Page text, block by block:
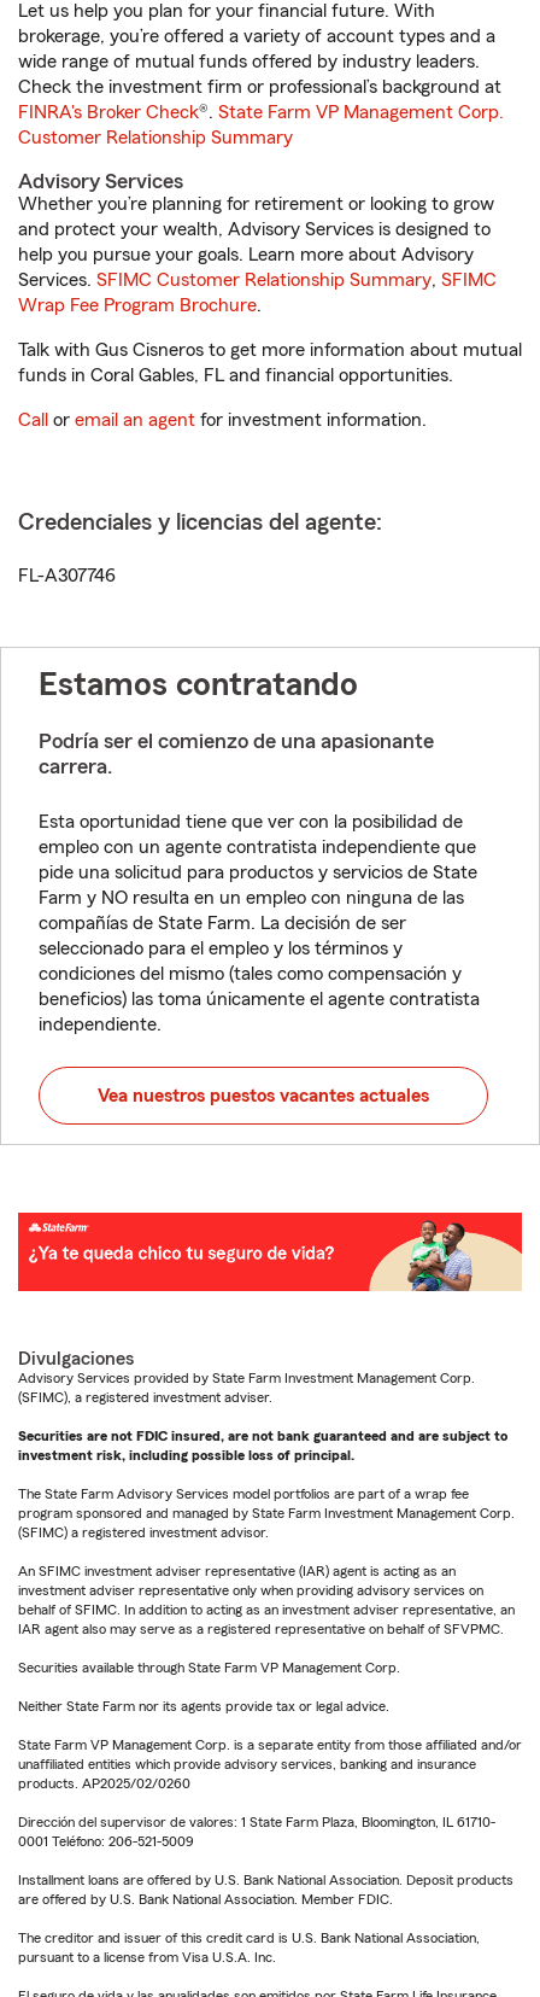
Let us help you plan for your financial future. With
brokerage, you’re offered a variety of account types and a
wide range of mutual funds offered by industry leaders.
Check the investment firm or professional’s background at
FINRA's Broker Check®. State Farm VP Management Corp.
Customer Relationship Summary
Advisory Services
Whether you’re planning for retirement or looking to grow
and protect your wealth, Advisory Services is designed to
help you pursue your goals. Learn more about Advisory
Services. SFIMC Customer Relationship Summary, SFIMC
Wrap Fee Program Brochure.
Talk with Gus Cisneros to get more information about mutual
funds in Coral Gables, FL and financial opportunities.
Call or email an agent for investment information.
Credenciales y licencias del agente:
FL-A307746
Estamos contratando
Podría ser el comienzo de una apasionante
carrera.
Esta oportunidad tiene que ver con la posibilidad de
empleo con un agente contratista independiente que
pide una solicitud para productos y servicios de State
Farm y NO resulta en un empleo con ninguna de las
compañías de State Farm. La decisión de ser
seleccionado para el empleo y los términos y
condiciones del mismo (tales como compensación y
beneficios) las toma únicamente el agente contratista
independiente.
Vea nuestros puestos vacantes actuales
Divulgaciones
Advisory Services provided by State Farm Investment Management Corp.
(SFIMC), a registered investment adviser.
Securities are not FDIC insured, are not bank guaranteed and are subject to
investment risk, including possible loss of principal.
The State Farm Advisory Services model portfolios are part of a wrap fee
program sponsored and managed by State Farm Investment Management Corp.
(SFIMC) a registered investment advisor.
An SFIMC investment adviser representative (IAR) agent is acting as an
investment adviser representative only when providing advisory services on
behalf of SFIMC. In addition to acting as an investment adviser representative, an
IAR agent also may serve as a registered representative on behalf of SFVPMC.
Securities available through State Farm VP Management Corp.
Neither State Farm nor its agents provide tax or legal advice.
State Farm VP Management Corp. is a separate entity from those affiliated and/or
unaffiliated entities which provide advisory services, banking and insurance
products. AP2025/02/0260
Dirección del supervisor de valores: 1 State Farm Plaza, Bloomington, IL 61710-
0001 Teléfono: 206-521-5009
Installment loans are offered by U.S. Bank National Association. Deposit products
are offered by U.S. Bank National Association. Member FDIC.
The creditor and issuer of this credit card is U.S. Bank National Association,
pursuant to a license from Visa U.S.A. Inc.